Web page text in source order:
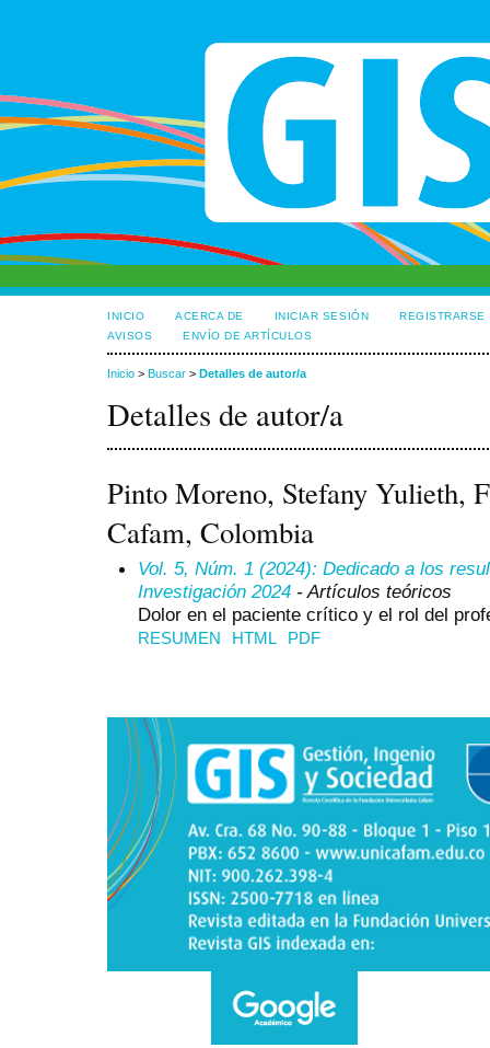
INICIO ACERCA DE INICIAR SESIÓN
REGISTRARSE
AVISOS
ENVÍO DE ARTÍCULOS
Inicio > Buscar > Detalles de autor/a
Detalles de autor/a
Pinto Moreno, Stefany Yulieth,
Cafam, Colombia
Vol. 5, Núm. 1 (2024): Dedicado a los
Investigación 2024 - Artículos teóricos
Dolor en el paciente crítico y el rol del
RESUMEN HTML PDF